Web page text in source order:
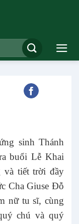
sinh Thánh
buổi Lễ Khai
và tiết trời đầy
Cha Giuse Đỗ
nữ tu sĩ, cùng
chú và quý